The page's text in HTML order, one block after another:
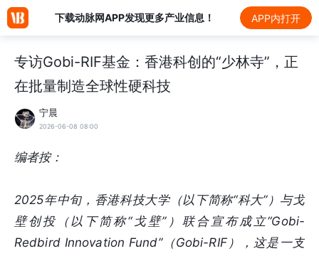
下载动脉网APP发现更多产业信息！ APP内打开
专访Gobi-RIF基金：香港科创的“少林寺”，正
在批量制造全球性硬科技
宁晨
2026-06-08 08:00
编者按：
2025年中旬，香港科技大学（以下简称“科大”）与戈
壁创投（以下简称“戈壁”）联合宣布成立“Gobi-
Redbird Innovation Fund”（Gobi-RIF），这是一支